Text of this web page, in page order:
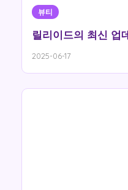
뷰티
릴리이드의 최신 업
2025-06-17